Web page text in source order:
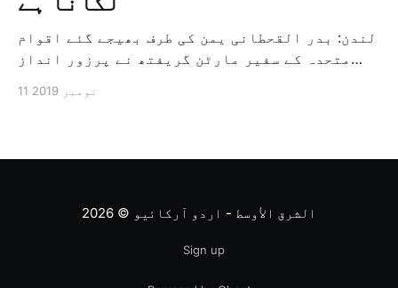
لندن: بدر القحطانی یمن کی طرف بھیجے گئے اقوام
متحدہ کے سفیر مارٹن گریفتھ نے پرزور انداز
ثالثی اور اس کشمکش کی حدبندی کرنے کے لئے ایک
11 نومبر 2019
الشرق الأوسط - اردو آرکائیو © 2026
Sign up